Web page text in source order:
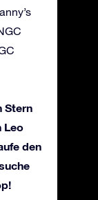
Stern
Leo
den